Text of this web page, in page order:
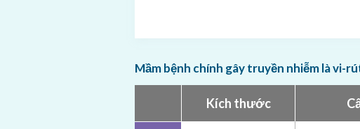
Mầm bệnh chính gây truyền nhiễm là vi-
Kích thước